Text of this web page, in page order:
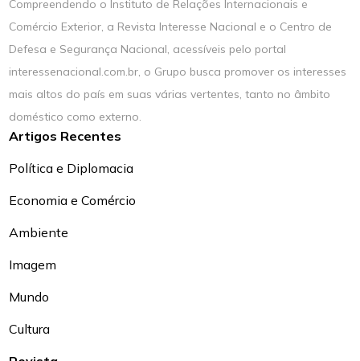
Compreendendo o Instituto de Relações Internacionais e
Comércio Exterior, a Revista Interesse Nacional e o Centro de
Defesa e Segurança Nacional, acessíveis pelo portal
interessenacional.com.br, o Grupo busca promover os interesses
mais altos do país em suas várias vertentes, tanto no âmbito
doméstico como externo.
Artigos Recentes
Política e Diplomacia
Economia e Comércio
Ambiente
Imagem
Mundo
Cultura